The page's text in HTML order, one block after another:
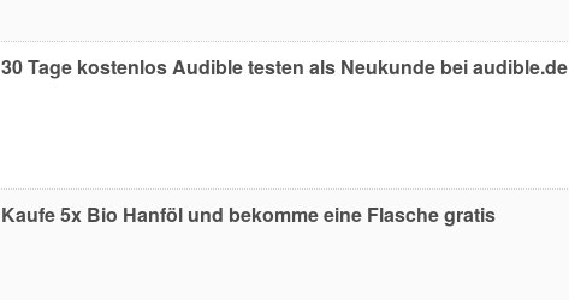
30 Tage kostenlos Audible testen als Neukunde bei audible.de
Kaufe 5x Bio Hanföl und bekomme eine Flasche gratis